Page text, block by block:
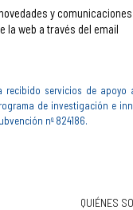
y comunicaciones
la web a través del email
recibido servicios de
de investigación e
nº 824186.
QUIÉNES